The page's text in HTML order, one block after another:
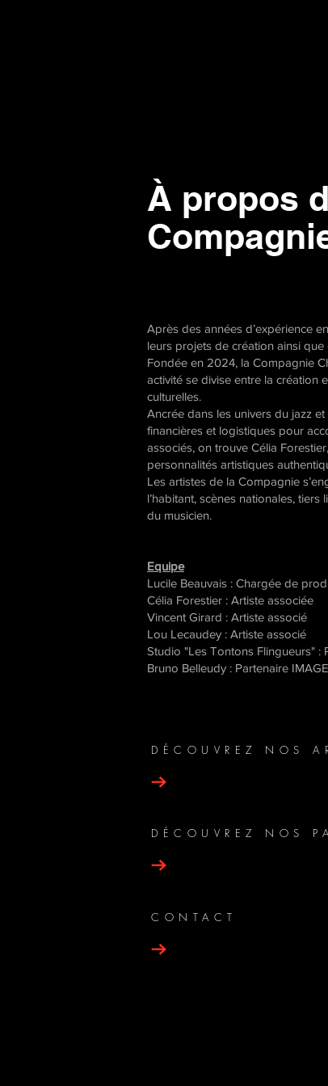
À propos
Après des années d’expérience
leurs projets de création ainsi
Fondée en 2024, la Compagnie
activité se divise entre la création
culturelles.
Ancrée dans les univers du jazz
financières et logistiques pour
associés, on trouve Célia
personnalités artistiques
Les artistes de la Compagnie
l’habitant, scènes nationales,
du musicien.
Equipe
Lucile Beauvais : Chargée de
Célia Forestier : Artiste associée
Vincent Girard : Artiste associé
Lou Lecaudey : Artiste associé
Studio "Les Tontons Flingueurs" :
Bruno Belleudy : Partenaire
DÉCOUVREZ NOS
DÉCOUVREZ NOS
CONTACT